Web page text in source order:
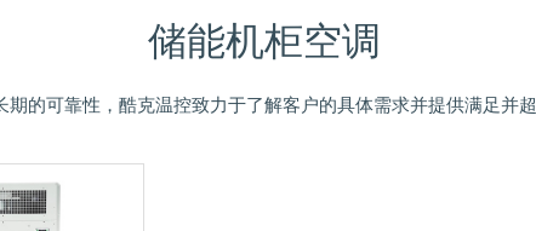
储能机柜空调
的可靠性，酷克温控致力于了解客户的具体需求并提供满足并